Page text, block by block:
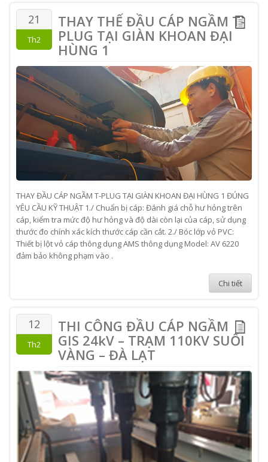
21
Th2
THAY THẾ ĐẦU CÁP NGẦM T-
PLUG TẠI GIÀN KHOAN ĐẠI
HÙNG 1
THAY ĐẦU CÁP NGẦM T-PLUG TẠI GIÀN KHOAN ĐẠI HÙNG 1 ĐÚNG
YÊU CẦU KỸ THUẬT 1./ Chuẩn bị cáp: Đánh giá chỗ hư hỏng trên
cáp, kiểm tra mức độ hư hỏng và độ dài còn lại của cáp, sử dụng
thước đo chính xác kích thước cáp cần cắt. 2./ Bóc lớp vỏ PVC:
Thiết bị lột vỏ cáp thông dụng AMS thông dụng Model: AV 6220
đảm bảo không phạm vào .
Chi tiết
12
Th2
THI CÔNG ĐẦU CÁP NGẦM
GIS 24kV – TRẠM 110KV SUỐI
VÀNG – ĐÀ LẠT